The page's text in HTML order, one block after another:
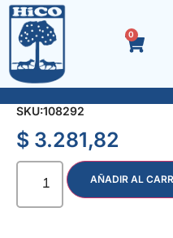
0
QUITASARRO x 1000
SKU:108292
$ 3.281,82
AÑADIR AL